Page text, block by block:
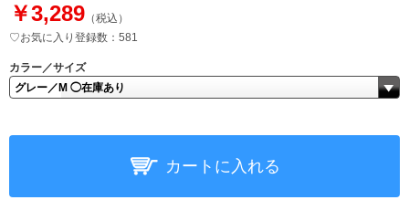
￥3,289 （税込）
♡お気に入り登録数：581
カラー／サイズ
カートに入れる